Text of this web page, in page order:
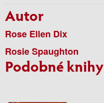
Autor
Rose Ellen Dix
Rosie Spaughton
Podobné knihy